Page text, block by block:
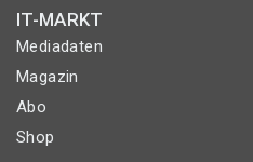
IT-MARKT
Mediadaten
Magazin
Abo
Shop